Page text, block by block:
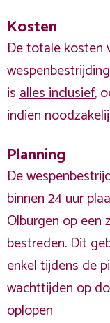
Kosten
De totale kosten
isalles inclusief,
indien
Planning
De
binnen 24 uur
Olburgen op
bestreden. Dit
enkel tijdens de
wachttijden op
oplopen